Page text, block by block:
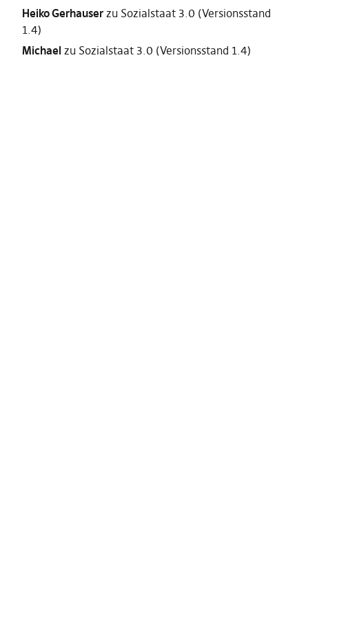
Heiko Gerhauserzu Sozialstaat 3.0 (Versionsstand
1.4)
Michael zu Sozialstaat 3.0 (Versionsstand 1.4)